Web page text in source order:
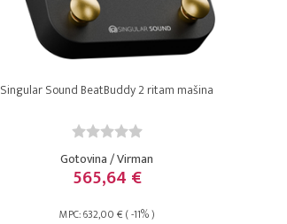
Singular Sound BeatBuddy 2 ritam mašina
Gotovina / Virman
565,64 €
MPC: 632,00 € ( -11% )